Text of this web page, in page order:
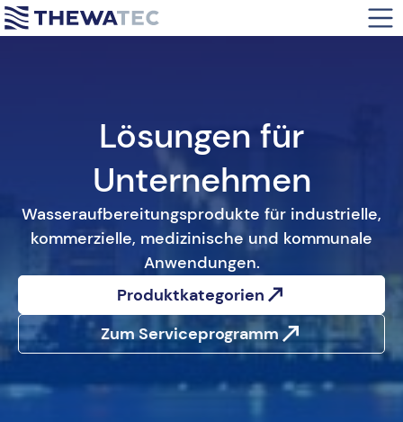
Lösungen für
Unternehmen
Wasseraufbereitungsprodukte für industrielle,
kommerzielle, medizinische und kommunale
Anwendungen.
Produktkategorien
Zum Serviceprogramm
Demineralisierung
Medizinische Wasseraufbereitung
Ultrafiltration
Umkehrosmose
Selbstreinigende Wasserfilter
Medizin & Biotech
Kraftwerke & Energieversorger